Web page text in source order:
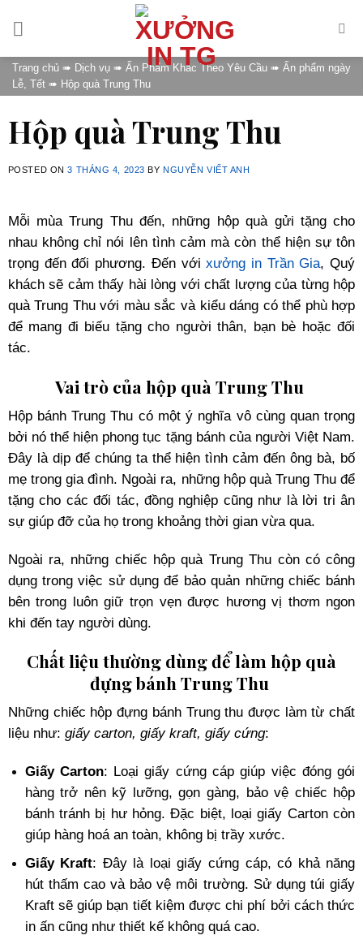
Trang chủ ➠ Dịch vụ ➠ Ấn Phẩm Khác Theo Yêu Cầu ➠ Ấn phẩm ngày
Lễ, Tết ➠ Hộp quà Trung Thu
Hộp quà Trung Thu
POSTED ON3 THÁNG 4, 2023 BY NGUYỄN VIẾT ANH
Mỗi mùa Trung Thu đến, những hộp quà gửi tặng cho
nhau không chỉ nói lên tình cảm mà còn thể hiện sự tôn
trọng đến đối phương. Đến vớixưởng in Trần Gia, Quý
khách sẽ cảm thấy hài lòng với chất lượng của từng hộp
quà Trung Thu với màu sắc và kiểu dáng có thể phù hợp
để mang đi biếu tặng cho người thân, bạn bè hoặc đối
tác.
Vai trò của hộp quà Trung Thu
Hộp bánh Trung Thu có một ý nghĩa vô cùng quan trọng
bởi nó thể hiện phong tục tặng bánh của người Việt Nam.
Đây là dịp để chúng ta thể hiện tình cảm đến ông bà, bố
mẹ trong gia đình. Ngoài ra, những hộp quà Trung Thu để
tặng cho các đối tác, đồng nghiệp cũng như là lời tri ân
sự giúp đỡ của họ trong khoảng thời gian vừa qua.
Ngoài ra, những chiếc hộp quà Trung Thu còn có công
dụng trong việc sử dụng để bảo quản những chiếc bánh
bên trong luôn giữ trọn vẹn được hương vị thơm ngon
khi đến tay người dùng.
Chất liệu thường dùng để làm hộp quà
đựng bánh Trung Thu
Những chiếc hộp đựng bánh Trung thu được làm từ chất
liệu như: giấy carton, giấy kraft, giấy cứng:
Giấy Carton: Loại giấy cứng cáp giúp việc đóng gói
hàng trở nên kỹ lưỡng, gọn gàng, bảo vệ chiếc hộp
bánh tránh bị hư hỏng. Đặc biệt, loại giấy Carton còn
giúp hàng hoá an toàn, không bị trầy xước.
Giấy Kraft: Đây là loại giấy cứng cáp, có khả năng
hút thấm cao và bảo vệ môi trường. Sử dụng túi giấy
Kraft sẽ giúp bạn tiết kiệm được chi phí bởi cách thức
in ấn cũng như thiết kế không quá cao.